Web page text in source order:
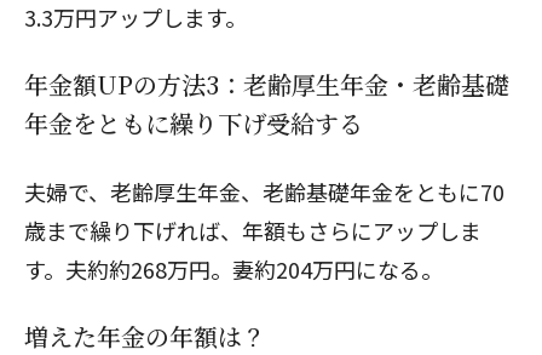
3.3万円アップします。
年金額UPの方法3：老齢厚生年金・老齢基礎
年金をともに繰り下げ受給する
夫婦で、老齢厚生年金、老齢基礎年金をともに70
歳まで繰り下げれば、年額もさらにアップしま
す。夫約約268万円。妻約204万円になる。
増えた年金の年額は？